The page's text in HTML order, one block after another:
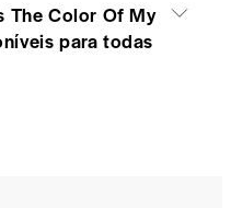
The Color Of My
para todas